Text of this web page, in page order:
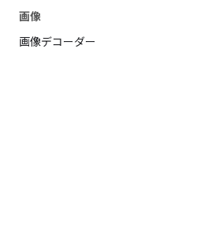
画像
画像デコーダー